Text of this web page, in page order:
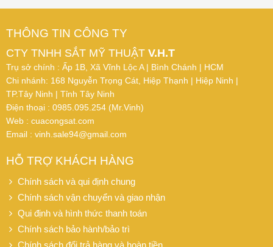
THÔNG TIN CÔNG TY
CTY TNHH SẮT MỸ THUẬT V.H.T
Trụ sở chính : Ấp 1B, Xã Vĩnh Lộc A | Bình Chánh | HCM
Chi nhánh: 168 Nguyễn Trọng Cát, Hiệp Thạnh | Hiệp Ninh |
TP.Tây Ninh | Tỉnh Tây Ninh
Điện thoại : 0985.095.254 (Mr.Vinh)
Web : cuacongsat.com
Email : vinh.sale94@gmail.com
HỖ TRỢ KHÁCH HÀNG
Chính sách và qui định chung
Chính sách vận chuyển và giao nhận
Qui định và hình thức thanh toán
Chính sách bảo hành/bảo trì
Chính sách đổi trả hàng và hoàn tiền